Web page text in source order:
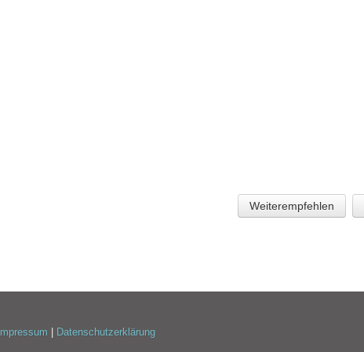
Weiterempfehlen
Impressum Datenschutzerklärung